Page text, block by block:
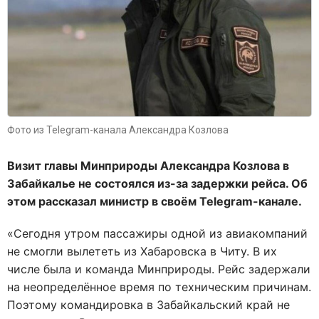
Фото из Telegram-канала Александра Козлова
Визит главы Минприроды Александра Козлова в
Забайкалье не состоялся из-за задержки рейса. Об
этом рассказал министр в своём Telegram-канале.
«Сегодня утром пассажиры одной из авиакомпаний
не смогли вылететь из Хабаровска в Читу. В их
числе была и команда Минприроды. Рейс задержали
на неопределённое время по техническим причинам.
Поэтому командировка в Забайкальский край не